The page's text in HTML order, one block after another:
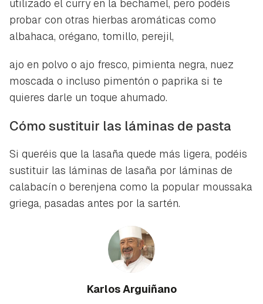
utilizado el curry en la bechamel, pero podéis
probar con otras hierbas aromáticas como
albahaca, orégano, tomillo, perejil,
ajo en polvo o ajo fresco, pimienta negra, nuez
moscada o incluso pimentón o paprika si te
quieres darle un toque ahumado.
Cómo sustituir las láminas de pasta
Si queréis que la lasaña quede más ligera, podéis
sustituir las láminas de lasaña por láminas de
calabacín o berenjena como la popular moussaka
griega, pasadas antes por la sartén.
Karlos Arguiñano